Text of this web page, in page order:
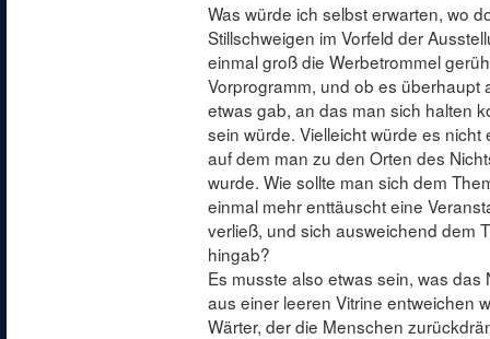
Was würde ich selbst erwarten, wo
Stillschweigen im Vorfeld der
einmal groß die Werbetrommel
Vorprogramm, und ob es überhaupt
etwas gab, an das man sich halten
sein würde. Vielleicht würde es
auf dem man zu den Orten des
wurde. Wie sollte man sich dem
einmal mehr enttäuscht eine
verließ, und sich ausweichend dem
hingab?
Es musste also etwas sein, was das
aus einer leeren Vitrine entweichen
Wärter, der die Menschen